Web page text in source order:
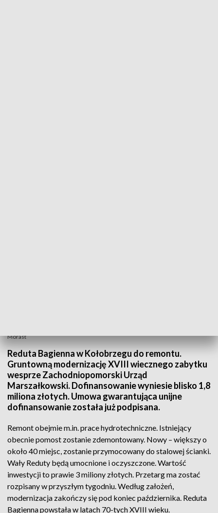
Morast
Reduta Bagienna w Kołobrzegu do remontu.
Gruntowną modernizację XVIII wiecznego zabytku
wesprze Zachodniopomorski Urząd
Marszałkowski. Dofinansowanie wyniesie blisko 1,8
miliona złotych. Umowa gwarantująca unijne
dofinansowanie została już podpisana.
Remont obejmie m.in. prace hydrotechniczne. Istniejący
obecnie pomost zostanie zdemontowany. Nowy – większy o
około 40 miejsc, zostanie przymocowany do stalowej ścianki.
Wały Reduty będą umocnione i oczyszczone. Wartość
inwestycji to prawie 3 miliony złotych. Przetarg ma zostać
rozpisany w przyszłym tygodniu. Według założeń,
modernizacja zakończy się pod koniec października. Reduta
Bagienna powstała w latach 70-tych XVIII wieku.